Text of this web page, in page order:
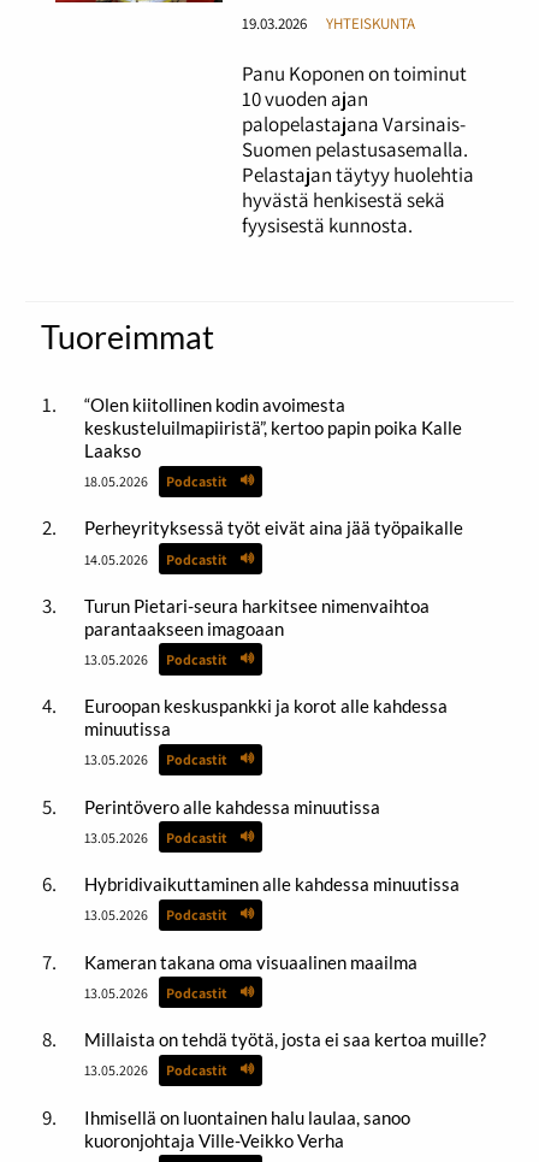
19.03.2026 YHTEISKUNTA
Panu Koponen on toiminut
10 vuoden ajan
palopelastajana Varsinais-
Suomen pelastusasemalla.
Pelastajan täytyy huolehtia
hyvästä henkisestä sekä
fyysisestä kunnosta.
Tuoreimmat
“Olen kiitollinen kodin avoimesta
keskusteluilmapiiristä”, kertoo papin poika Kalle
Laakso
18.05.2026 Podcastit
Perheyrityksessä työt eivät aina jää työpaikalle
14.05.2026 Podcastit
Turun Pietari-seura harkitsee nimenvaihtoa
parantaakseen imagoaan
13.05.2026 Podcastit
Euroopan keskuspankki ja korot alle kahdessa
minuutissa
13.05.2026 Podcastit
Perintövero alle kahdessa minuutissa
13.05.2026 Podcastit
Hybridivaikuttaminen alle kahdessa minuutissa
13.05.2026 Podcastit
Kameran takana oma visuaalinen maailma
13.05.2026 Podcastit
Millaista on tehdä työtä, josta ei saa kertoa muille?
13.05.2026 Podcastit
Ihmisellä on luontainen halu laulaa, sanoo
kuoronjohtaja Ville-Veikko Verha